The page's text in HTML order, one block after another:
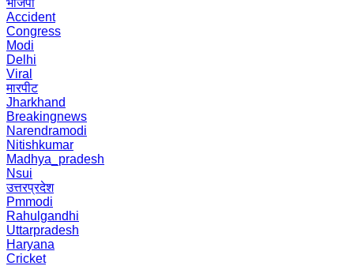
भाजपा
Accident
Congress
Modi
Delhi
Viral
मारपीट
Jharkhand
Breakingnews
Narendramodi
Nitishkumar
Madhya_pradesh
Nsui
उत्तरप्रदेश
Pmmodi
Rahulgandhi
Uttarpradesh
Haryana
Cricket